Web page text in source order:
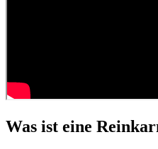
Was ist eine